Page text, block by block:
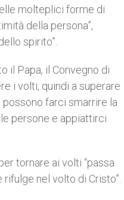
molteplici forme di
della persona”,
spirito”.
il Papa, il Convegno di
i volti, quindi a superare
farci smarrire la
persone e appiattirci
tornare ai volti “passa
rifulge nel volto di Cristo”.